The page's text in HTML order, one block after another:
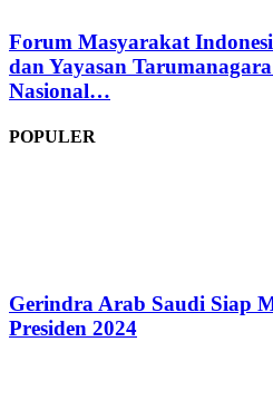
Forum Masyarakat
dan Yayasan
Nasional…
POPULER
Gerindra Arab Saudi Siap
Presiden 2024